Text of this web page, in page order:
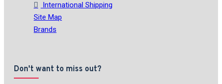
International Shipping
Site Map
Brands
Don't want to miss out?